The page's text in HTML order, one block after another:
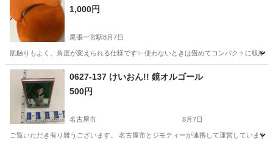
1,000円
尾張一宮駅8月7日
肌触りもよく、角度が変えられる仕様です✨ 使わないときは畳めてコンパクトに収納
愛知 一宮市 尾張一宮駅 椅子
0627-137 けいおん!! 鏡オルゴール
500円
名古屋市 8月7日
ご覧いただき有り難うございます。 名古屋市とジモティーが連携して運営してい